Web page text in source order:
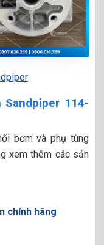
114-
bơm và phụ tùng
xem thêm các sản
chính hãng